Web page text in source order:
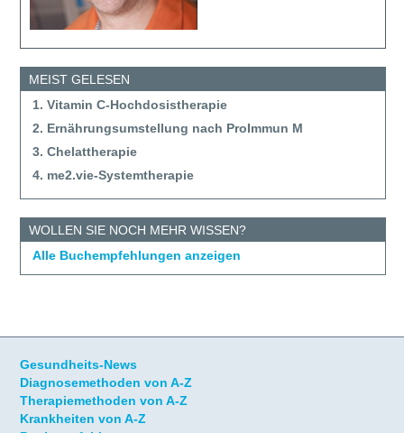
MEIST GELESEN
1. Vitamin C-Hochdosistherapie
2. Ernährungsumstellung nach ProImmun M
3. Chelattherapie
4. me2.vie-Systemtherapie
WOLLEN SIE NOCH MEHR WISSEN?
Alle Buchempfehlungen anzeigen
Gesundheits-News
Diagnosemethoden von A-Z
Therapiemethoden von A-Z
Krankheiten von A-Z